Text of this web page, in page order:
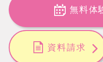
無料体
資料請求